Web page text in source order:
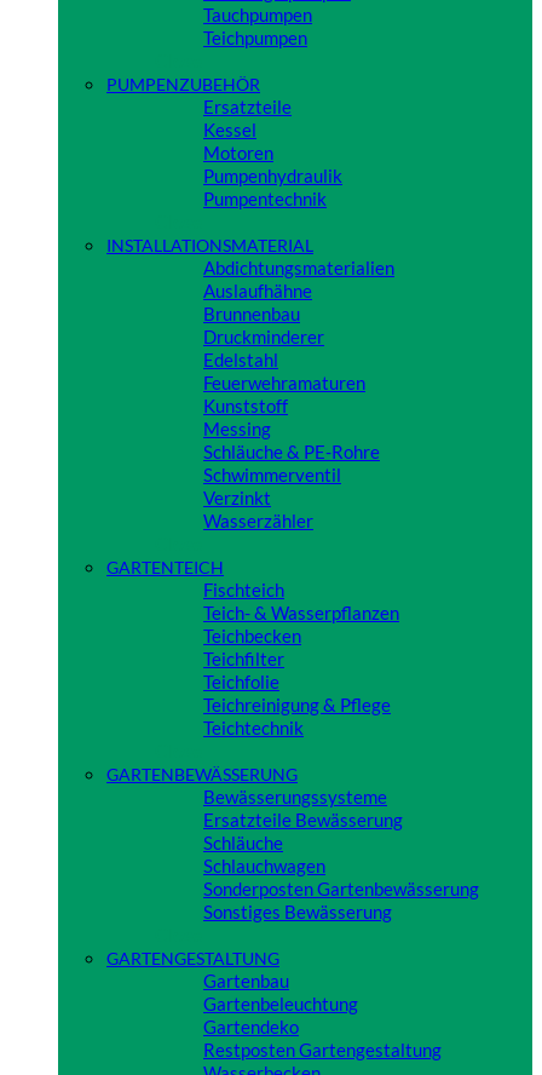
Tauchpumpen
Teichpumpen
PUMPENZUBEHÖR
Ersatzteile
Kessel
Motoren
Pumpenhydraulik
Pumpentechnik
INSTALLATIONSMATERIAL
Abdichtungsmaterialien
Auslaufhähne
Brunnenbau
Druckminderer
Edelstahl
Feuerwehramaturen
Kunststoff
Messing
Schläuche & PE-Rohre
Schwimmerventil
Verzinkt
Wasserzähler
GARTENTEICH
Fischteich
Teich- & Wasserpflanzen
Teichbecken
Teichfilter
Teichfolie
Teichreinigung & Pflege
Teichtechnik
GARTENBEWÄSSERUNG
Bewässerungssysteme
Ersatzteile Bewässerung
Schläuche
Schlauchwagen
Sonderposten Gartenbewässerung
Sonstiges Bewässerung
GARTENGESTALTUNG
Gartenbau
Gartenbeleuchtung
Gartendeko
Restposten Gartengestaltung